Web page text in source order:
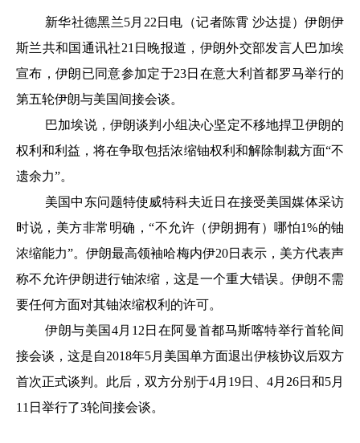
新华社德黑兰5月22日电（记者陈霄 沙达提）伊朗伊
斯兰共和国通讯社21日晚报道，伊朗外交部发言人巴加埃
宣布，伊朗已同意参加定于23日在意大利首都罗马举行的
第五轮伊朗与美国间接会谈。
巴加埃说，伊朗谈判小组决心坚定不移地捍卫伊朗的
权利和利益，将在争取包括浓缩铀权利和解除制裁方面“不
遗余力”。
美国中东问题特使威特科夫近日在接受美国媒体采访
时说，美方非常明确，“不允许（伊朗拥有）哪怕1%的铀
浓缩能力”。伊朗最高领袖哈梅内伊20日表示，美方代表声
称不允许伊朗进行铀浓缩，这是一个重大错误。伊朗不需
要任何方面对其铀浓缩权利的许可。
伊朗与美国4月12日在阿曼首都马斯喀特举行首轮间
接会谈，这是自2018年5月美国单方面退出伊核协议后双方
首次正式谈判。此后，双方分别于4月19日、4月26日和5月
11日举行了3轮间接会谈。